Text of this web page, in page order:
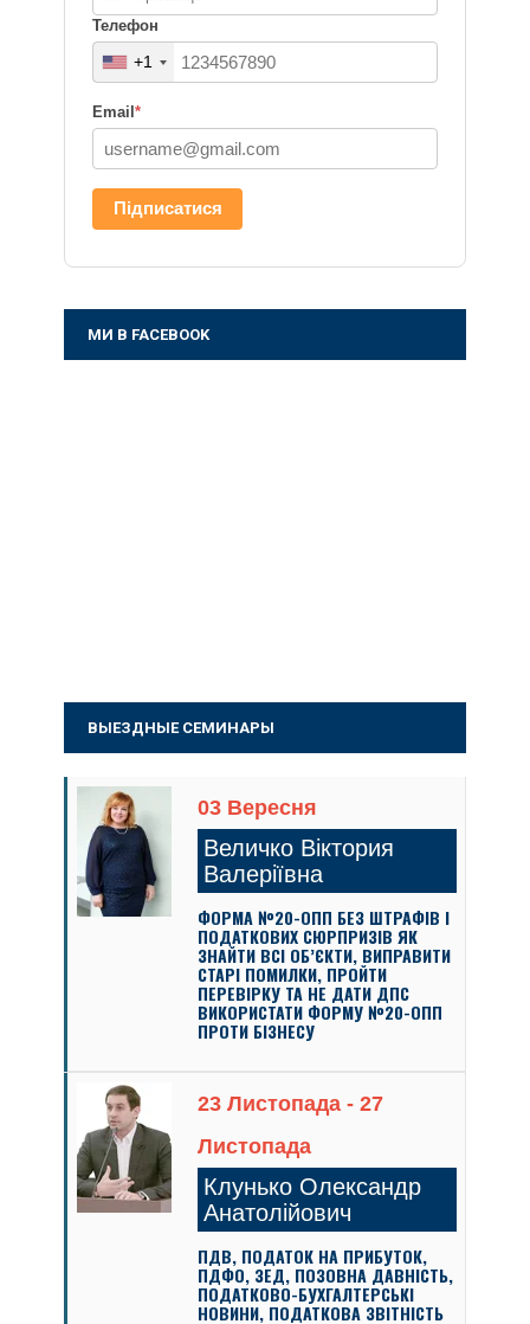
Телефон
+1
Email *
Підписатися
МИ В FACEBOOK
ВЫЕЗДНЫЕ СЕМИНАРЫ
03 Вересня
Величко Віктория
Валеріївна
ФОРМА №20-ОПП БЕЗ ШТРАФІВ І
ПОДАТКОВИХ СЮРПРИЗІВ ЯК
ЗНАЙТИ ВСІ ОБ’ЄКТИ, ВИПРАВИТИ
СТАРІ ПОМИЛКИ, ПРОЙТИ
ПЕРЕВІРКУ ТА НЕ ДАТИ ДПС
ВИКОРИСТАТИ ФОРМУ №20-ОПП
ПРОТИ БІЗНЕСУ
23 Листопада - 27
Листопада
Клунько Олександр
Анатолійович
ПДВ, ПОДАТОК НА ПРИБУТОК,
ПДФО, ЗЕД, ПОЗОВНА ДАВНІСТЬ,
ПОДАТКОВО-БУХГАЛТЕРСЬКІ
НОВИНИ, ПОДАТКОВА ЗВІТНІСТЬ